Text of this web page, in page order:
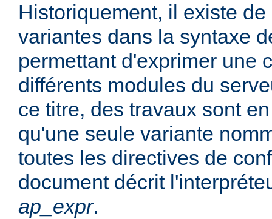
Historiquement, il existe
variantes dans la syntaxe
permettant d'exprimer une
différents modules du
ce titre, des travaux sont
qu'une seule variante
toutes les directives de
document décrit
ap_expr.